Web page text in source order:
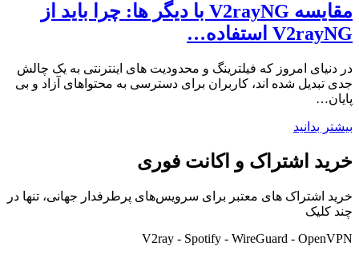
مقایسه V2rayNG با دیگر ها: چرا باید از
V2rayNG استفاده…
در دنیای امروز که فیلترینگ و محدودیت های اینترنتی به یک چالش
جدی تبدیل شده اند، کاربران برای دسترسی به محتواهای آزاد و بی
پایان…
بیشتر بدانید
خرید اشتراک و اکانت فوری
خرید اشتراک های معتبر برای سرویس‌های پرطرفدار جهانی، تنها در
چند کلیک
V2ray - Spotify - WireGuard - OpenVPN